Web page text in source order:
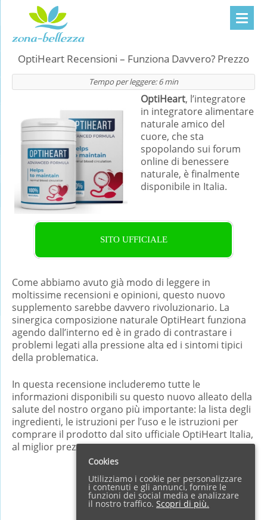
OptiHeart Recensioni – Funziona Davvero? Prezzo
Tempo per leggere:6 min
OptiHeart, l’integratore
in integratore alimentare
naturale amico del
cuore, che sta
spopolando sui forum
online di benessere
naturale, è finalmente
disponibile in Italia.
SITO UFFICIALE
Come abbiamo avuto già modo di leggere in
moltissime recensioni e opinioni, questo nuovo
supplemento sarebbe davvero rivoluzionario. La
sinergica composizione naturale OptiHeart funziona
agendo dall’interno ed è in grado di contrastare i
problemi legati alla pressione alta ed i sintomi tipici
della problematica.
In questa recensione includeremo tutte le
informazioni disponibili su questo nuovo alleato della
salute del nostro organo più importante: la lista degli
ingredienti, le istruzioni per l’uso e le istruzioni per
comprare il prodotto dal sito ufficiale OptiHeart Italia,
al miglior prezzo.
Sommario show
Cookies
Utilizziamo i cookie per personalizzare
i contenuti e gli annunci, fornire le
funzioni dei social media e analizzare
il nostro traffico. Scopri di più.